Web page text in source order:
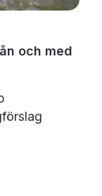
och med